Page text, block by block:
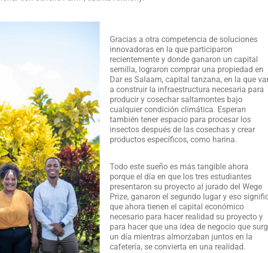
Gracias a otra competencia de soluciones
innovadoras en la que participaron
recientemente y donde ganaron un capital
semilla, lograron comprar una propiedad en
Dar es Salaam, capital tanzana, en la que
a construir la infraestructura necesaria para
producir y cosechar saltamontes bajo
cualquier condición climática. Esperan
también tener espacio para procesar los
insectos después de las cosechas y crear
productos específicos, como harina.
Todo este sueño es más tangible ahora
porque el día en que los tres estudiantes
presentaron su proyecto al jurado del Wege
Prize, ganaron el segundo lugar y eso
que ahora tienen el capital económico
necesario para hacer realidad su proyecto y
para hacer que una idea de negocio que
un día mientras almorzaban juntos en la
cafetería, se convierta en una realidad.